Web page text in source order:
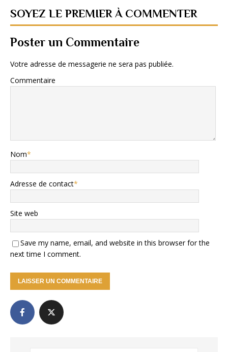
SOYEZ LE PREMIER À COMMENTER
Poster un Commentaire
Votre adresse de messagerie ne sera pas publiée.
Commentaire
Nom*
Adresse de contact*
Site web
Save my name, email, and website in this browser for the
next time I comment.